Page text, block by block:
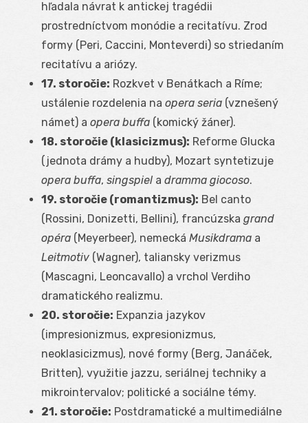
hľadala návrat k antickej tragédii
prostredníctvom monódie a recitatívu. Zrod
formy (Peri, Caccini, Monteverdi) so striedaním
recitatívu a ariózy.
17. storočie: Rozkvet v Benátkach a Ríme;
ustálenie rozdelenia na opera seria (vznešený
námet) a opera buffa (komický žáner).
18. storočie (klasicizmus): Reforme Glucka
(jednota drámy a hudby), Mozart syntetizuje
opera buffa, singspiel a dramma giocoso.
19. storočie (romantizmus): Bel canto
(Rossini, Donizetti, Bellini), francúzska grand
opéra (Meyerbeer), nemecká Musikdrama a
Leitmotiv (Wagner), taliansky verizmus
(Mascagni, Leoncavallo) a vrchol Verdiho
dramatického realizmu.
20. storočie: Expanzia jazykov
(impresionizmus, expresionizmus,
neoklasicizmus), nové formy (Berg, Janáček,
Britten), využitie jazzu, seriálnej techniky a
mikrointervalov; politické a sociálne témy.
21. storočie: Postdramatické a multimediálne